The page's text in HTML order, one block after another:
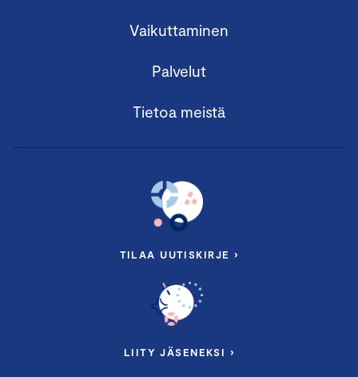
Vaikuttaminen
Palvelut
Tietoa meistä
TILAA UUTISKIRJE ›
LIITY JÄSENEKSI ›